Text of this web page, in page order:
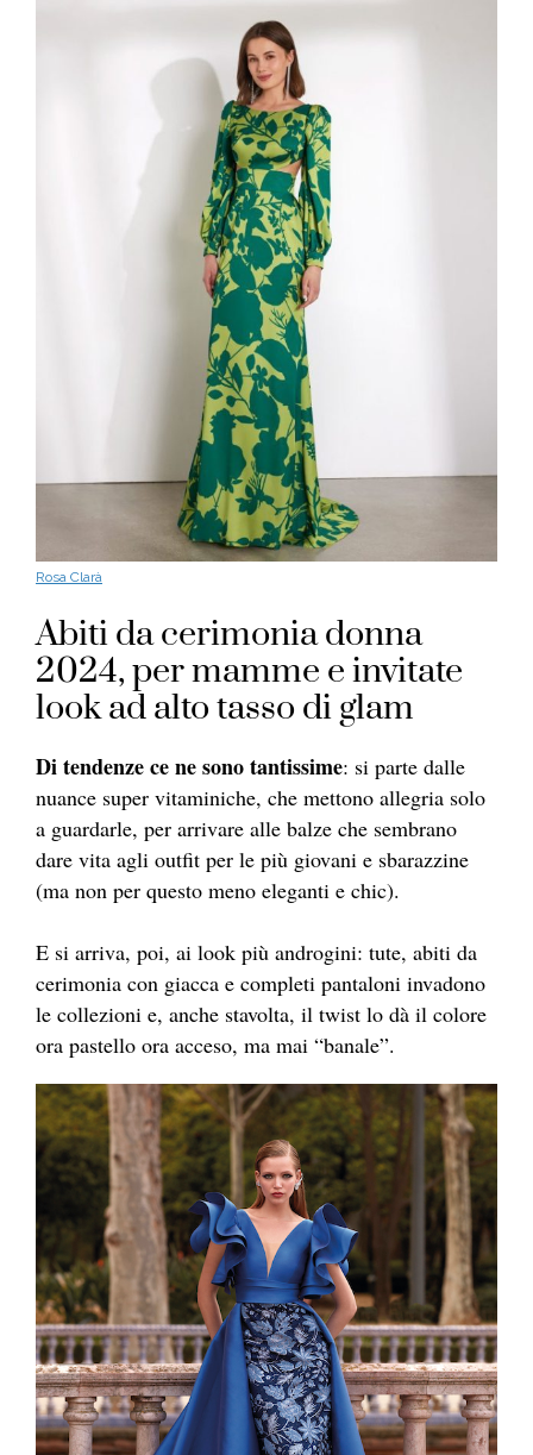
Rosa Clarà
Abiti da cerimonia donna
2024, per mamme e invitate
look ad alto tasso di glam
Di tendenze ce ne sono tantissime: si parte dalle
nuance super vitaminiche, che mettono allegria solo
a guardarle, per arrivare alle balze che sembrano
dare vita agli outfit per le più giovani e sbarazzine
(ma non per questo meno eleganti e chic).
E si arriva, poi, ai look più androgini: tute, abiti da
cerimonia con giacca e completi pantaloni invadono
le collezioni e, anche stavolta, il twist lo dà il colore
ora pastello ora acceso, ma mai “banale”.